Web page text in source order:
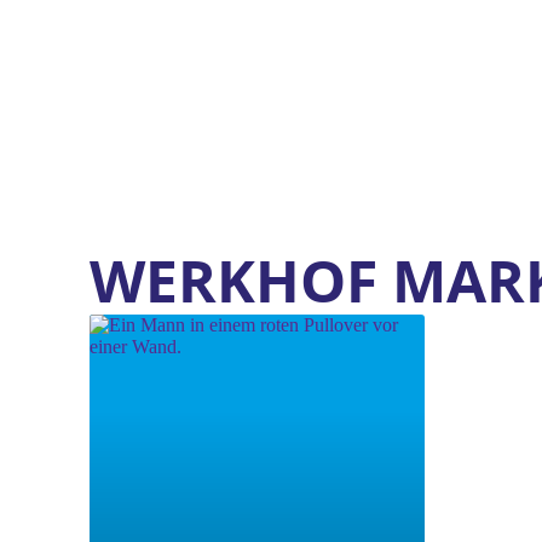
WERKHOF